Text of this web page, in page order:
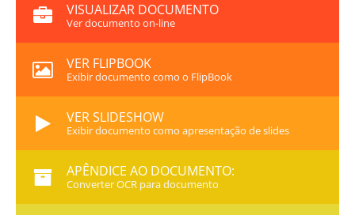
VISUALIZAR DOCUMENTO
Ver documento on-line
VER FLIPBOOK
Exibir documento como o FlipBook
VER SLIDESHOW
Exibir documento como apresentação de slides
APÊNDICE AO DOCUMENTO:
Converter OCR para documento